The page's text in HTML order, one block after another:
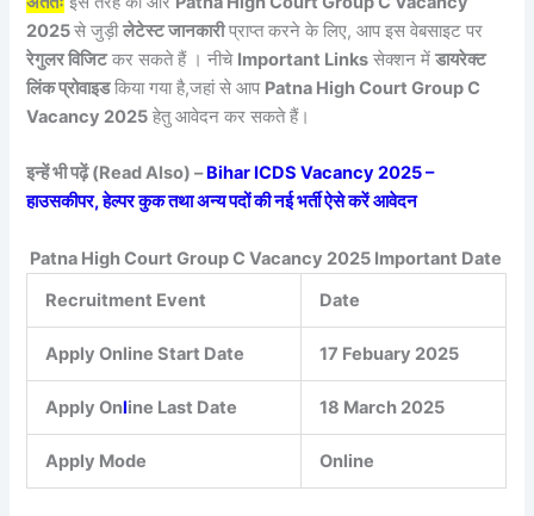
2025से जुड़ीलेटेस्ट जानकारीप्राप्त करने के लिए, आप इस वेबसाइट पर
रेगुलर विजिटकर सकते हैं । नीचे Important Links सेक्शन मेंडायरेक्ट
लिंक प्रोवाइडकिया गया है,जहां से आप Patna High Court Group C
Vacancy 2025 हेतु आवेदन कर सकते हैं।
इन्हें भी पढ़ें (Read Also) –Bihar ICDS Vacancy 2025 –
हाउसकीपर, हेल्पर कुक तथा अन्य पदों की नई भर्ती ऐसे करें आवेदन
Patna High Court Group C Vacancy 2025 Important Date
Recruitment Event
Date
Apply Online Start Date 17 Febuary 2025
Apply Online Last Date 18 March 2025
Apply Mode Online